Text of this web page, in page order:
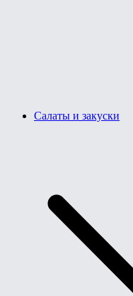
Салаты и закуски